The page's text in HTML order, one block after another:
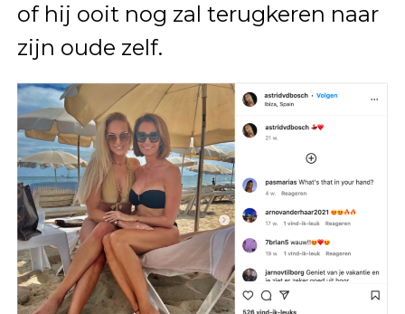
of hij ooit nog zal terugkeren naar
zijn oude zelf.